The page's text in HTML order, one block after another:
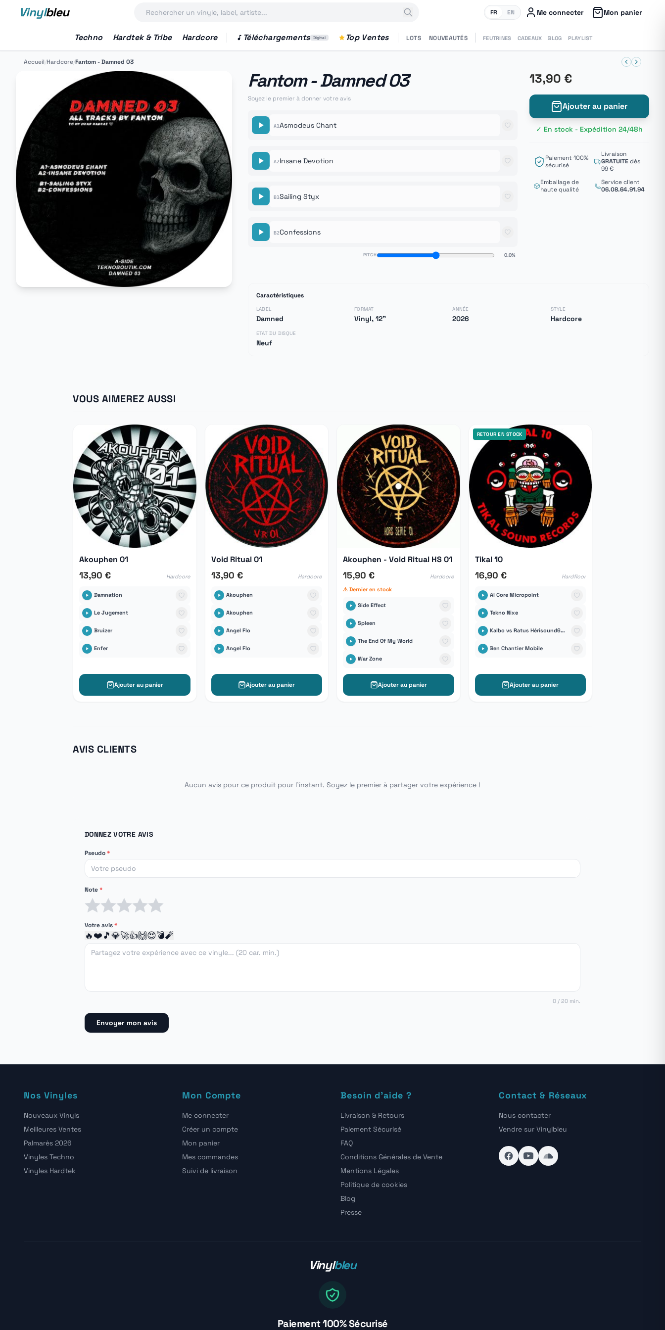
Vinylbleu FR EN Me connecter Mon panier
Techno Hardtek & Tribe Hardcore Téléchargements Digital Top Ventes LOTS NOUVEAUTÉS FEUTRINES CADEAUX BLOG PLAYLIST
Accueil/Hardcore/Fantom - Damned 03
Fantom - Damned 03
Soyez le premier à donner votre avis
A1Asmodeus Chant
A2Insane Devotion
B1Sailing Styx
B2Confessions
PITCH 0.0%
13,90 €
Ajouter au panier
✓ En stock - Expédition 24/48h
Paiement 100%
sécurisé
Livraison
GRATUITEdès
99 €
Emballage de
haute qualité
Service client
06.08.64.91.94
Caractéristiques
LABEL
Damned
FORMAT
Vinyl, 12"
ANNÉE
2026
STYLE
Hardcore
ETAT DU DISQUE
Neuf
VOUS AIMEREZ AUSSI
Akouphen 01
13,90 € Hardcore
Damnation
Le Jugement
Bruizer
Enfer
Ajouter au panier
Void Ritual 01
13,90 € Hardcore
Akouphen
Akouphen
Angel Flo
Angel Flo
Ajouter au panier
Akouphen - Void Ritual HS 01
15,90 €
Hardcore
⚠ Dernier en stock
Side Effect
Spleen
The End Of My World
War Zone
Ajouter au panier
RETOUR EN STOCK
Tikal 10
16,90 € Hardfloor
Al Core Micropoint
Tekno Nixe
Kalbo vs Ratus Hérisound6tem
Ben Chantier Mobile
Ajouter au panier
AVIS CLIENTS
Aucun avis pour ce produit pour l'instant. Soyez le premier à partager votre expérience !
DONNEZ VOTRE AVIS
Pseudo*
Note*
Votre avis*
🔥❤️🎵💎🚀👍🙌😍💣🧨
0 / 20 min.
Envoyer mon avis
Nos Vinyles
Nouveaux Vinyls
Meilleures Ventes
Palmarès 2026
Vinyles Techno
Vinyles Hardtek
Mon Compte
Me connecter
Créer un compte
Mon panier
Mes commandes
Suivi de livraison
Besoin d'aide ?
Livraison & Retours
Paiement Sécurisé
FAQ
Conditions Générales de Vente
Mentions Légales
Politique de cookies
Blog
Presse
Contact & Réseaux
Nous contacter
Vendre sur Vinylbleu
Vinylbleu
Paiement 100% Sécurisé